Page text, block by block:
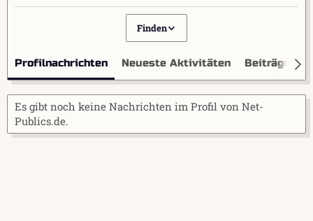
Finden
Profilnachrichten Neueste Aktivitäten Beiträge
Es gibt noch keine Nachrichten im Profil von Net-
Publics.de.